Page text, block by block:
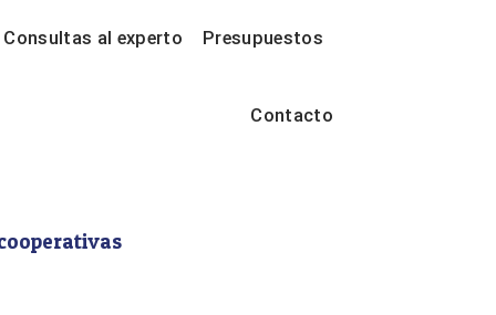
Consultas al experto Presupuestos
Contacto